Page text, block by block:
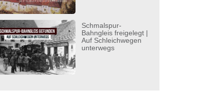
Schmalspur-
Bahngleis freigelegt |
Auf Schleichwegen
unterwegs